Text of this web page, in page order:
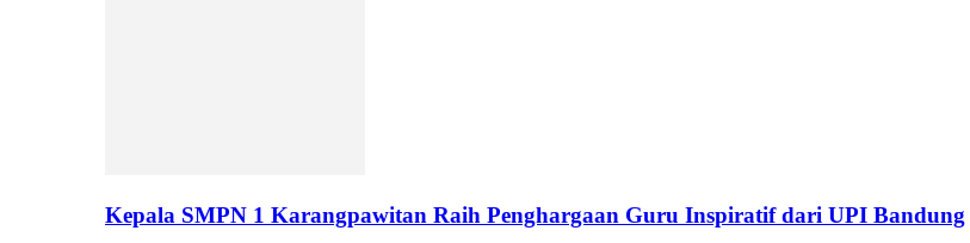
Kepala SMPN 1 Karangpawitan Raih Penghargaan Guru Inspiratif dari UPI Bandung